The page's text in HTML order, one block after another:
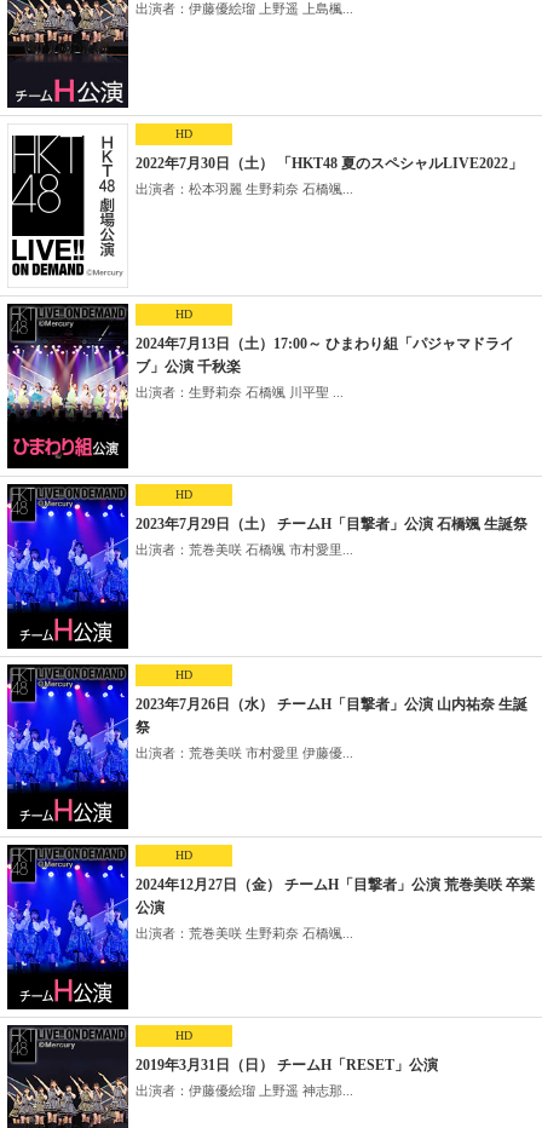
出演者：伊藤優絵瑠 上野遥 上島楓...
HD
2022年7月30日（土） 「HKT48 夏のスペシャルLIVE2022」
出演者：松本羽麗 生野莉奈 石橋颯...
HD
2024年7月13日（土）17:00～ ひまわり組「パジャマドライ
ブ」公演 千秋楽
出演者：生野莉奈 石橋颯 川平聖 ...
HD
2023年7月29日（土） チームH「目撃者」公演 石橋颯 生誕祭
出演者：荒巻美咲 石橋颯 市村愛里...
HD
2023年7月26日（水） チームH「目撃者」公演 山内祐奈 生誕
祭
出演者：荒巻美咲 市村愛里 伊藤優...
HD
2024年12月27日（金） チームH「目撃者」公演 荒巻美咲 卒業
公演
出演者：荒巻美咲 生野莉奈 石橋颯...
HD
2019年3月31日（日） チームH「RESET」公演
出演者：伊藤優絵瑠 上野遥 神志那...